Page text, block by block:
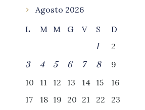
Agosto 2026
L
M M G V S
D
1
2
3
4 5 6 7 8
9
10
11 12 13 14 15
16
17
18 19 20 21 22
23